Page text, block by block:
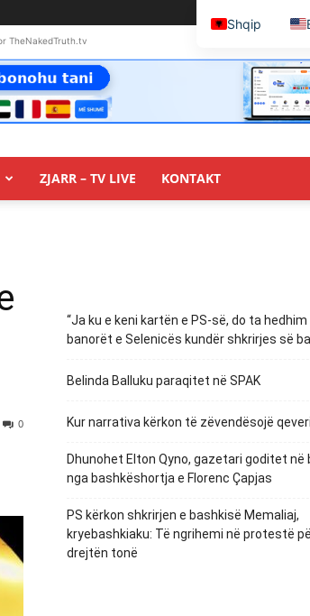
TheNakedTruth.tv
ZJARR – TV LIVE KONTAKT
0
“Ja ku e keni kartën e PS-së, do ta hedhim
banorët e Selenicës kundër shkrirjes së
Belinda Balluku paraqitet në SPAK
Kur narrativa kërkon të zëvendësojë
Dhunohet Elton Qyno, gazetari goditet në
nga bashkëshortja e Florenc Çapjas
PS kërkon shkrirjen e bashkisë Memaliaj,
kryebashkiaku: Të ngrihemi në protestë
drejtën tonë
Shqip